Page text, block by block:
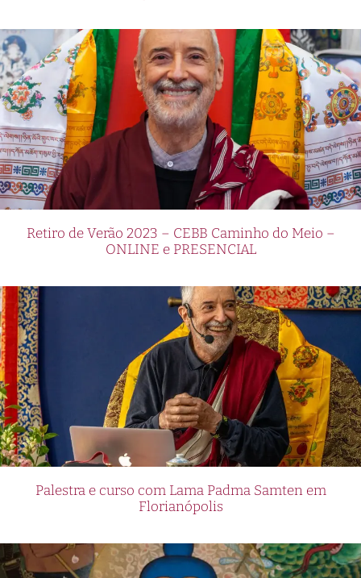
Retiro de Verão 2023 – CEBB Caminho do Meio –
ONLINE e PRESENCIAL
Palestra e curso com Lama Padma Samten em
Florianópolis